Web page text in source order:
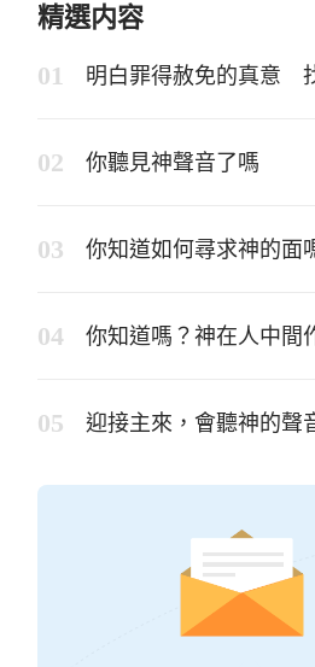
精選内容
明白罪得赦免的真意
你聽見神聲音了嗎
你知道如何尋求神的面
你知道嗎？神在人中間
迎接主來，會聽神的聲